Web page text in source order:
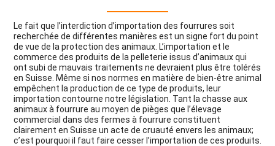
Le fait que l’interdiction d’importation des fourrures soit
recherchée de différentes manières est un signe fort du point
de vue de la protection des animaux. L’importation et le
commerce des produits de la pelleterie issus d’animaux qui
ont subi de mauvais traitements ne devraient plus être tolérés
en Suisse. Même si nos normes en matière de bien-être animal
empêchent la production de ce type de produits, leur
importation contourne notre législation. Tant la chasse aux
animaux à fourrure au moyen de pièges que l’élevage
commercial dans des fermes à fourrure constituent
clairement en Suisse un acte de cruauté envers les animaux;
c’est pourquoi il faut faire cesser l’importation de ces produits.